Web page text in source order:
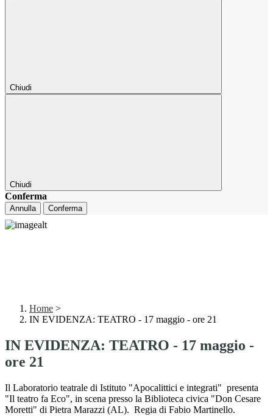
Chiudi
Chiudi
Conferma
Annulla Conferma
Home >
IN EVIDENZA: TEATRO - 17 maggio - ore 21
IN EVIDENZA: TEATRO - 17 maggio -
ore 21
Il Laboratorio teatrale di Istituto "Apocalittici e integrati" presenta
"Il teatro fa Eco", in scena presso la Biblioteca civica "Don Cesare
Moretti" di Pietra Marazzi (AL). Regia di Fabio Martinello.